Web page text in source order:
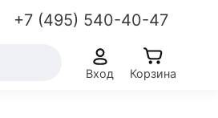
+7 (495) 540-40-47
Вход Корзина